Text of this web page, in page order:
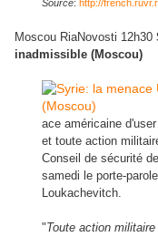
Source: http://
Moscou RiaNovosti 12h30
inadmissible (Moscou)
ace américaine
et toute action
Conseil de sécurité
samedi le porte-
Loukachevitch.
"Toute action